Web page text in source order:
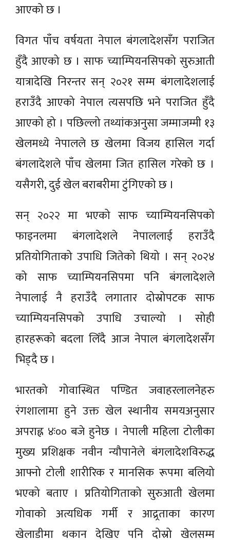
आएको छ ।
विगत पाँच वर्षयता नेपाल बंगलादेशसँग पराजित
हुँदै आएको छ । साफ च्याम्पियनसिपको सुरुआती
यात्रादेखि निरन्तर सन् २०२१ सम्म बंगलादेशलाई
हराउँदै आएको नेपाल त्यसपछि भने पराजित हुँदै
आएको हो । पछिल्लो तथ्यांकअनुसा जम्माजम्मी १३
खेलमध्ये नेपालले छ खेलमा विजय हासिल गर्दा
बंगलादेशले पाँच खेलमा जित हासिल गरेको छ ।
यसैगरी, दुई खेल बराबरीमा टुंगिएको छ ।
सन् २०२२ मा भएको साफ च्याम्पियनसिपको
फाइनलमा बंगलादेशले नेपाललाई हराउँदै
प्रतियोगिताको उपाधि जितेको थियो । सन् २०२४
को साफ च्याम्पियनसिपमा पनि बंगलादेशले
नेपालाई नै हराउँदै लगातार दोस्रोपटक साफ
च्याम्पियनसिपको उपाधि उचाल्यो । सोही
हारहरूको बदला लिँदै आज नेपाल बंगलादेशसँग
भिड्दै छ ।
भारतको गोवास्थित पण्डित जवाहरलालनेहरु
रंगशालामा हुने उक्त खेल स्थानीय समयअनुसार
अपराह्न ४ः०० बजे हुनेछ । नेपाली महिला टोलीका
मुख्य प्रशिक्षक नवीन न्यौपानेले बंगलादेशविरुद्ध
आफ्नो टोली शारीरिक र मानसिक रूपमा बलियो
भएको बताए । प्रतियोगिताको सुरुआती खेलमा
गोवाको अत्यधिक गर्मी र आद्र्रताका कारण
खेलाडीमा थकान देखिए पनि दोस्रो खेलसम्म